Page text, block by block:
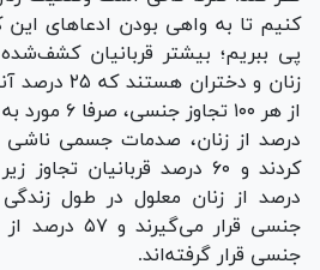
کنیم تا به واهی بودن ادعا‌های
پی ببریم؛ بیشتر قربانیان کشف‌شده
درصد از زنان، صدمات جسمی ناشی
درصد از زنان معلول در طول زندگی
جنسی قرار
جنسی قرار گرفته‌اند.